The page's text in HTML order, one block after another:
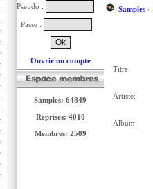
Pseudo :
Passe :
Ouvrir un compte
Samples: 64849
Reprises: 4010
Membres: 2589
Samples»
Titre:
Artiste:
Album: